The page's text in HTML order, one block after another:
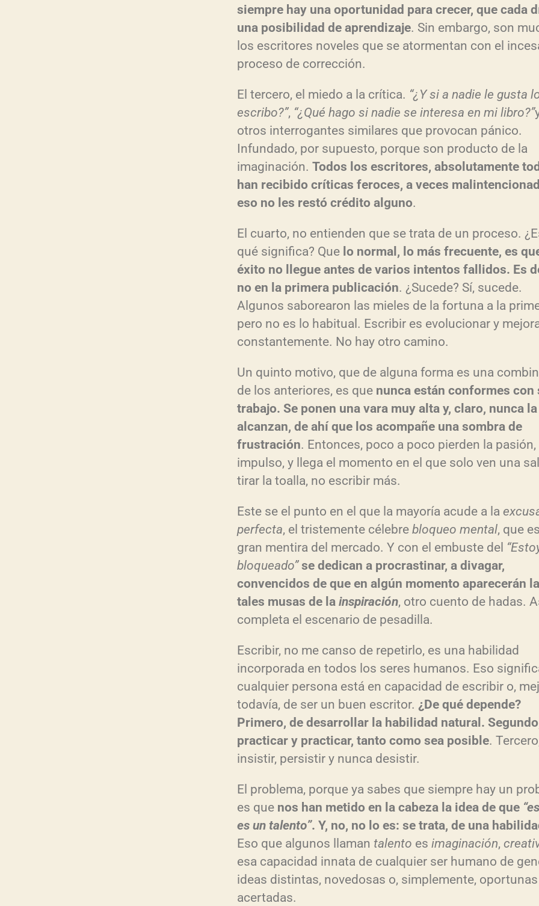
siempre hay una oportunidad para crecer, que cada
una posibilidad de aprendizaje. Sin embargo, son
los escritores noveles que se atormentan con el
proceso de corrección.
El tercero, el miedo a la crítica. “¿Y si a nadie le gusta
escribo?”, “¿Qué hago si nadie se interesa en mi libro?”
otros interrogantes similares que provocan pánico.
Infundado, por supuesto, porque son producto de la
imaginación. Todos los escritores, absolutamente
han recibido críticas feroces, a veces
eso no les restó crédito alguno.
El cuarto, no entienden que se trata de un proceso.
qué significa? Que lo normal, lo más frecuente, es
éxito no llegue antes de varios intentos fallidos. Es
no en la primera publicación. ¿Sucede? Sí, sucede.
Algunos saborearon las mieles de la fortuna a la
pero no es lo habitual. Escribir es evolucionar y
constantemente. No hay otro camino.
Un quinto motivo, que de alguna forma es una
de los anteriores, es que nunca están conformes con
trabajo. Se ponen una vara muy alta y, claro, nunca la
alcanzan, de ahí que los acompañe una sombra de
frustración. Entonces, poco a poco pierden la pasión,
impulso, y llega el momento en el que solo ven una
tirar la toalla, no escribir más.
Este se el punto en el que la mayoría acude a la
perfecta, el tristemente célebre bloqueo mental, que
gran mentira del mercado. Y con el embuste del
bloqueado” se dedican a procrastinar, a divagar,
convencidos de que en algún momento aparecerán
tales musas de la inspiración, otro cuento de hadas.
completa el escenario de pesadilla.
Escribir, no me canso de repetirlo, es una habilidad
incorporada en todos los seres humanos. Eso
cualquier persona está en capacidad de escribir o,
todavía, de ser un buen escritor. ¿De qué depende?
Primero, de desarrollar la habilidad natural.
practicar y practicar, tanto como sea posible.
insistir, persistir y nunca desistir.
El problema, porque ya sabes que siempre hay un
es que nos han metido en la cabeza la idea de que
es un talento”. Y, no, no lo es: se trata, de una
Eso que algunos llaman talento es imaginación,
esa capacidad innata de cualquier ser humano de
ideas distintas, novedosas o, simplemente,
acertadas.